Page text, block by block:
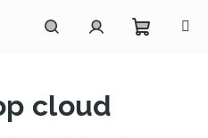
cloud